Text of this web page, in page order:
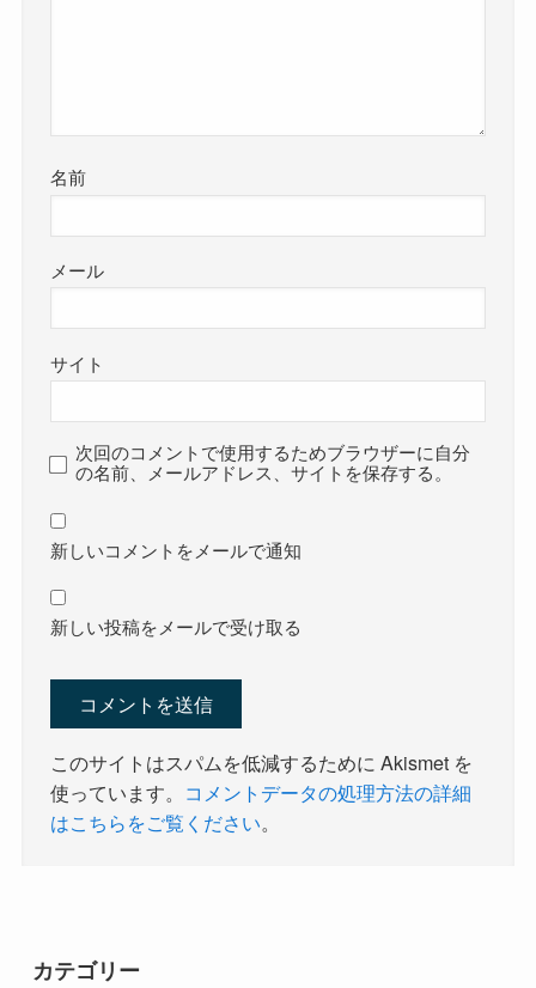
名前
メール
サイト
次回のコメントで使用するためブラウザーに自分
の名前、メールアドレス、サイトを保存する。
新しいコメントをメールで通知
新しい投稿をメールで受け取る
このサイトはスパムを低減するために Akismet を
使っています。 コメントデータの処理方法の詳細
はこちらをご覧ください。
カテゴリー